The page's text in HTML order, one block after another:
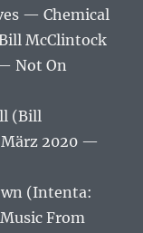
— Chemical
McClintock
Not On
(Bill
2020 —
(Intenta:
From